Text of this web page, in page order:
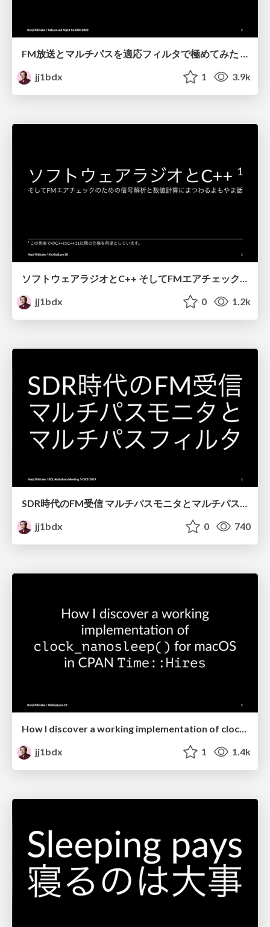
jj1bdx
1 3.9k
ソフトウェアラジオとC++ そしてFMエアチェックのための信号解析と数値計算にまつわるよもやま話 / Software radio and C++
jj1bdx
0 1.2k
SDR時代のFM受信 マルチパスモニタとマルチパスフィルタ / FM broadcast reception with SDR - multipath monitor and multipath filter
jj1bdx
0 740
How I discover a working implementation of clock_nanosleep() for macOS in CPAN Time::Hires
jj1bdx
1 1.4k